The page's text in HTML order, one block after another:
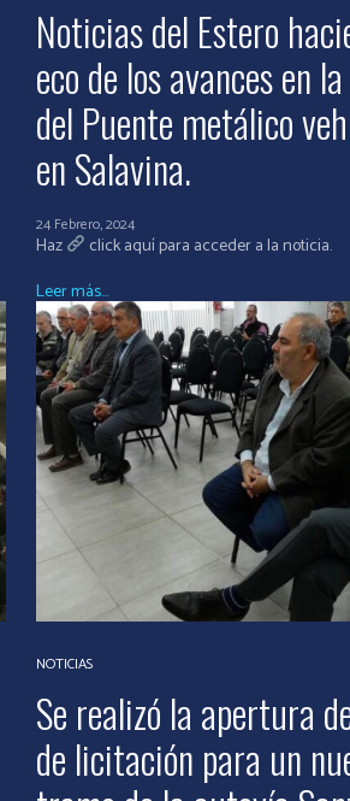
Noticias del Estero
eco de los avances en
del Puente metálico
en Salavina.
24 Febrero, 2024
Haz
click aquí para acceder a la noticia.
Leer más...
NOTICIAS
Se realizó la apertura
de licitación para un